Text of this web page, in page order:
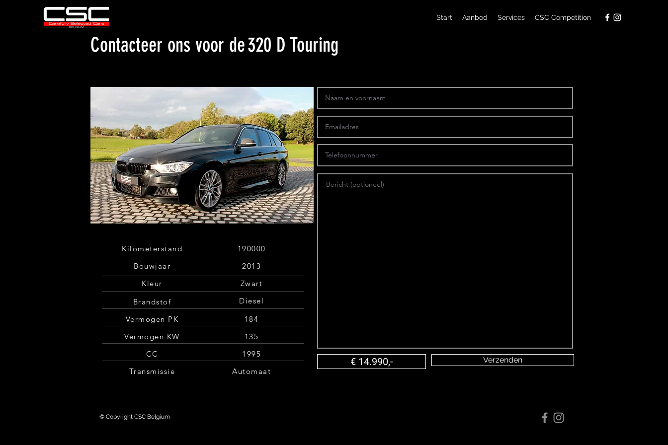
Start Aanbod Services CSC Competition
Contacteer ons voor de320 D Touring
Kilometerstand
190000
Bouwjaar
2013
Kleur
Zwart
Brandstof
Diesel
Vermogen PK
184
Vermogen KW
135
CC
1995
Transmissie
Automaat
€ 14.990,- Verzenden
© Copyright CSC Belgium